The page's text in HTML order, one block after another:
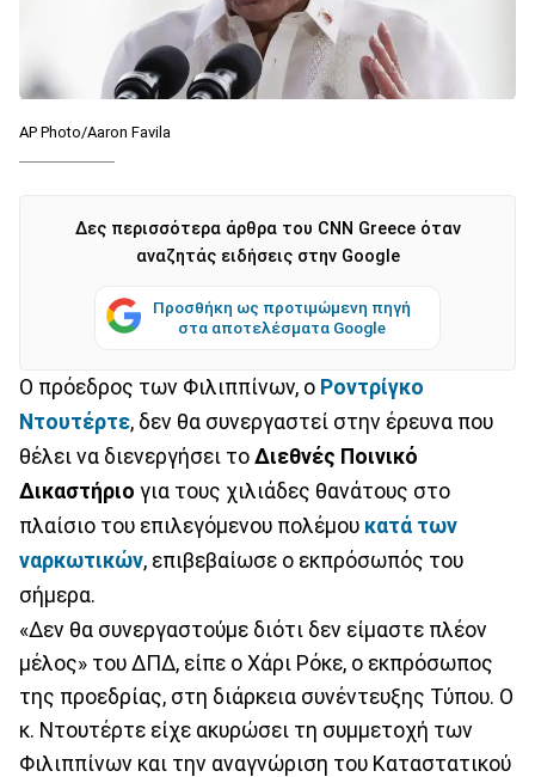
AP Photo/Aaron Favila
Δες περισσότερα άρθρα του CNN Greece όταν
αναζητάς ειδήσεις στην Google
Προσθήκη ως προτιμώμενη πηγή
στα αποτελέσματα Google
Ο πρόεδρος των Φιλιππίνων, ο Ροντρίγκο
Ντουτέρτε, δεν θα συνεργαστεί στην έρευνα που
θέλει να διενεργήσει το Διεθνές Ποινικό
Δικαστήριο για τους χιλιάδες θανάτους στο
πλαίσιο του επιλεγόμενου πολέμου κατά των
ναρκωτικών, επιβεβαίωσε ο εκπρόσωπός του
σήμερα.
«Δεν θα συνεργαστούμε διότι δεν είμαστε πλέον
μέλος» του ΔΠΔ, είπε ο Χάρι Ρόκε, ο εκπρόσωπος
της προεδρίας, στη διάρκεια συνέντευξης Τύπου. Ο
κ. Ντουτέρτε είχε ακυρώσει τη συμμετοχή των
Φιλιππίνων και την αναγνώριση του Καταστατικού